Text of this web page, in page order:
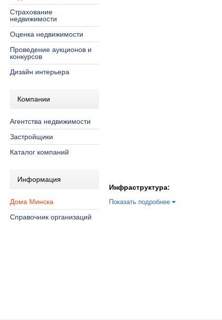
Страхование
недвижимости
Оценка недвижимости
Проведение аукционов и
конкурсов
Дизайн интерьера
Компании
Агентства недвижимости
Застройщики
Каталог компаний
Информация
Дома Минска
Справочник организаций
Инфраструктура:
Показать подробнее